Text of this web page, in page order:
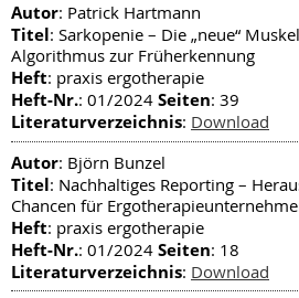
Autor: Patrick Hartmann
Titel: Sarkopenie – Die „neue“
Algorithmus zur Früherkennung
Heft: praxis ergotherapie
Heft-Nr.: 01/2024 Seiten: 39
Literaturverzeichnis: Download
Autor: Björn Bunzel
Titel: Nachhaltiges Reporting –
Chancen für
Heft: praxis ergotherapie
Heft-Nr.: 01/2024 Seiten: 18
Literaturverzeichnis: Download